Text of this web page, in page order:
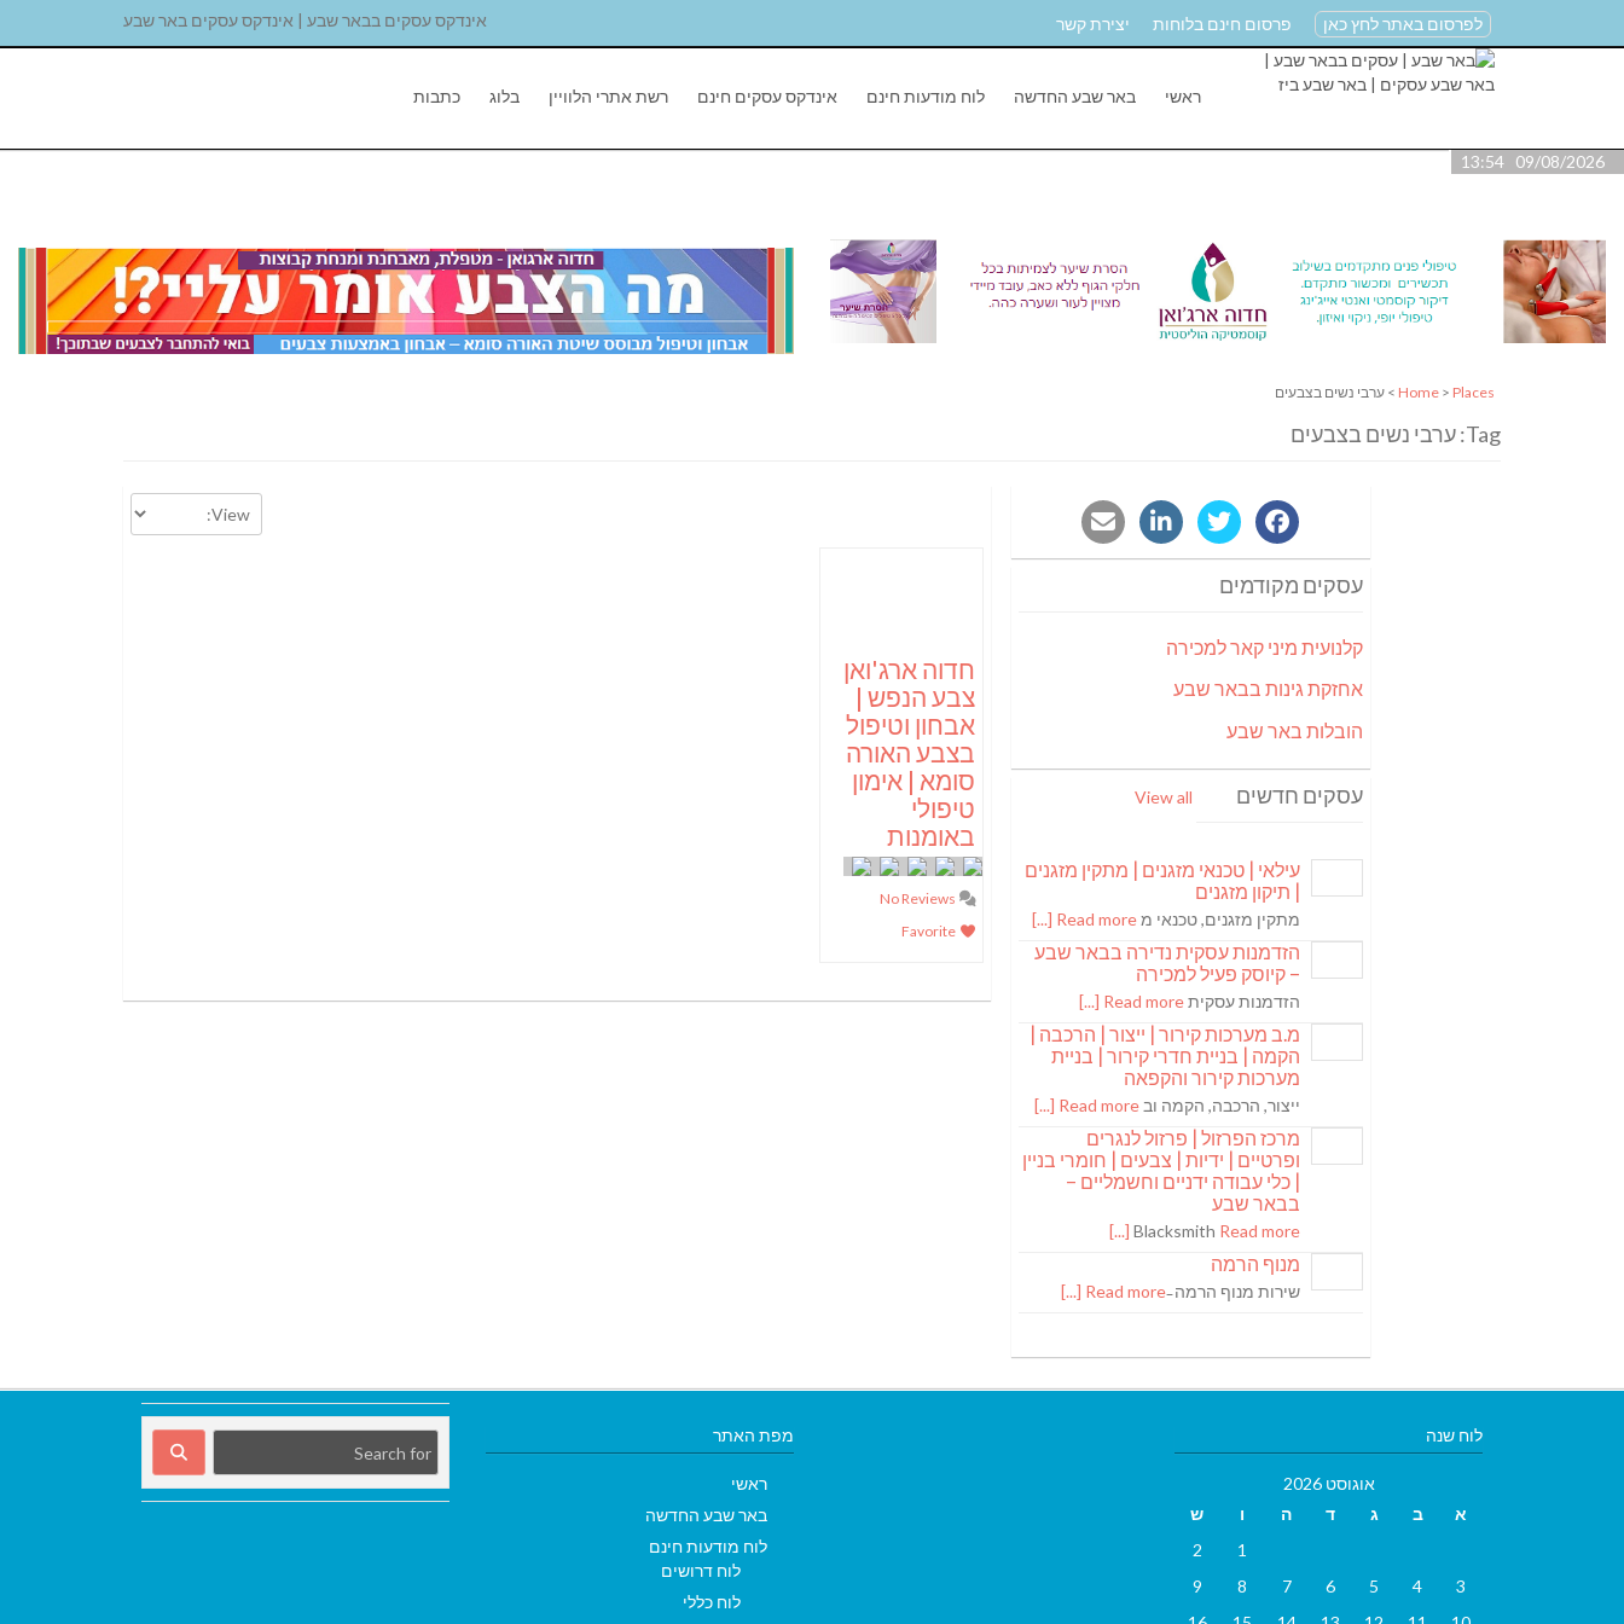
אינדקס עסקים בבאר שבע | אינדקס עסקים באר שבע לפרסום באתר לחץ כאן פרסום חינם בלוחות יצירת קשר
ראשי באר שבע החדשה לוח מודעות חינם אינדקס עסקים חינם רשת אתרי הלוויין בלוג כתבות
09/08/2026 13:54
Home > Places > ערבי נשים בצבעים
Tag: ערבי נשים בצבעים
חדוה ארג'ואן
צבע הנפש |
אבחון וטיפול
בצבע האורה
סומא | אימון
טיפולי
באומנות
עסקים מקודמים
קלנועית מיני קאר למכירה
אחזקת גינות בבאר שבע
הובלות באר שבע
עסקים חדשים View all
עילאי | טכנאי מזגנים | מתקין מזגנים
| תיקון מזגנים
מתקין מזגנים, טכנאי מRead more [...]
הזדמנות עסקית נדירה בבאר שבע
– קיוסק פעיל למכירה
הזדמנות עסקיתRead more [...]
מ.ב מערכות קירור | ייצור | הרכבה |
הקמה | בניית חדרי קירור | בניית
מערכות קירור והקפאה
ייצור, הרכבה, הקמה וב Read more [...]
מרכז הפרזול | פרזול לנגרים
ופרטיים | ידיות | צבעים | חומרי בניין
| כלי עבודה ידניים וחשמליים –
בבאר שבע
Blacksmith Read more [...]
מנוף הרמה
שירות מנוף הרמה ̵Read more [...]
מפת האתר
ראשי
באר שבע החדשה
לוח מודעות חינם
לוח דרושים
לוח כללי
לוח שנה
אוגוסט 2026
א
ב ג ד ה ו
ש
1
2
3
4
5
6
7
8
9